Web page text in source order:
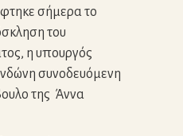
σήμερα το
του
η υπουργός
συνοδευόμενη
της Άννα